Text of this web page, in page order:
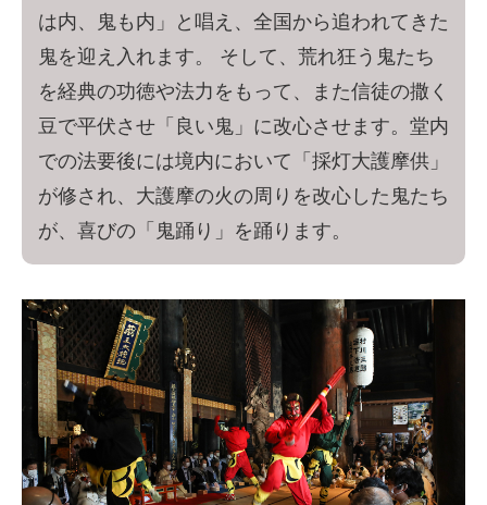
は内、鬼も内」と唱え、全国から追われてきた
鬼を迎え入れます。 そして、荒れ狂う鬼たち
を経典の功徳や法力をもって、また信徒の撒く
豆で平伏させ「良い鬼」に改心させます。堂内
での法要後には境内において「採灯大護摩供」
が修され、大護摩の火の周りを改心した鬼たち
が、喜びの「鬼踊り」を踊ります。